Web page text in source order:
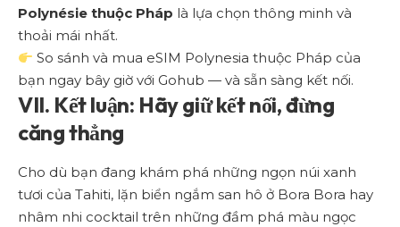
Polynésie thuộc Pháp là lựa chọn thông minh và
thoải mái nhất.
So sánh và mua eSIM Polynesia thuộc Pháp của
bạn ngay bây giờ với Gohub — và sẵn sàng kết nối.
VII. Kết luận: Hãy giữ kết nối, đừng
căng thẳng
Cho dù bạn đang khám phá những ngọn núi xanh
tươi của Tahiti, lặn biển ngắm san hô ở Bora Bora hay
nhâm nhi cocktail trên những đầm phá màu ngọc